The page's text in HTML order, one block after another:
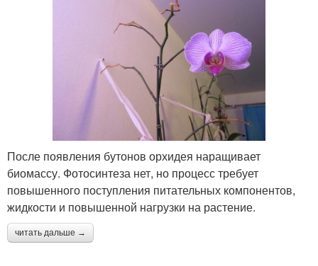
После появления бутонов орхидея наращивает
биомассу. Фотосинтеза нет, но процесс требует
повышенного поступления питательных компонентов,
жидкости и повышенной нагрузки на растение.
читать дальше →